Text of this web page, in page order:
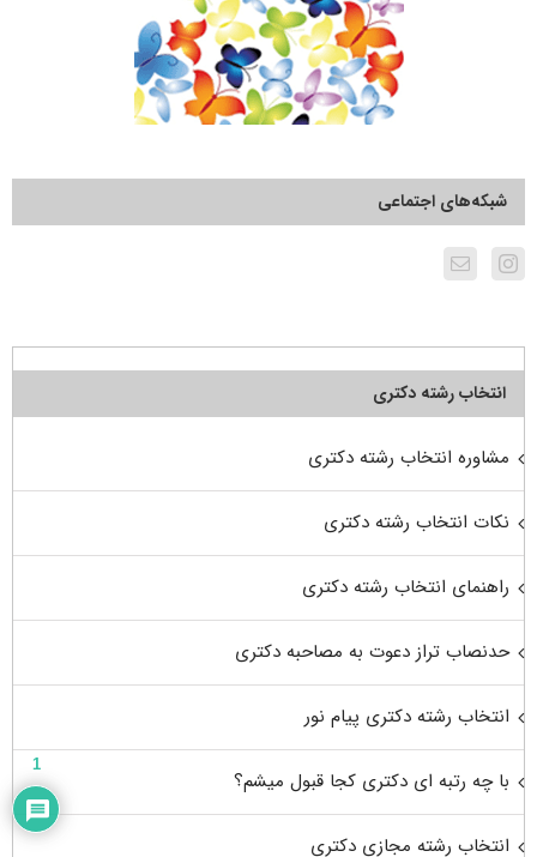
شبکه‌های اجتماعی
انتخاب رشته دکتری
مشاوره انتخاب رشته دکتری
نکات انتخاب رشته دکتری
راهنمای انتخاب رشته دکتری
حدنصاب تراز دعوت به مصاحبه دکتری
انتخاب رشته دکتری پیام نور
با چه رتبه ای دکتری کجا قبول میشم؟
انتخاب رشته مجازی دکتری
1